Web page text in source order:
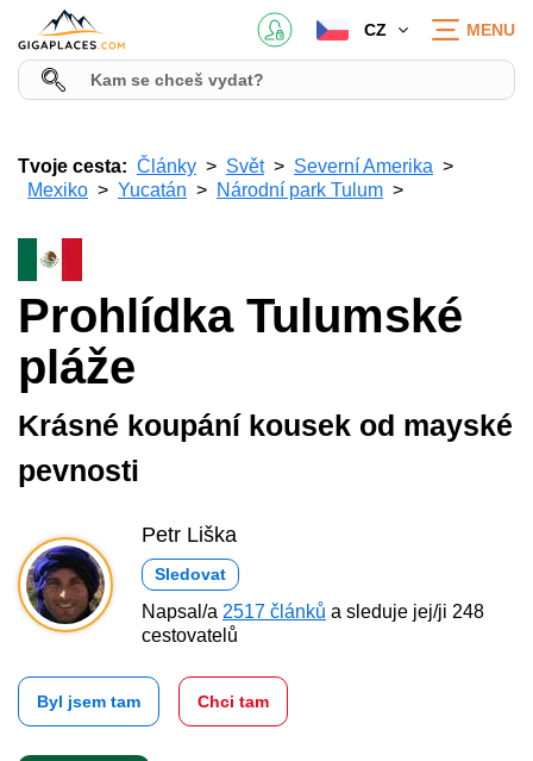
CZ MENU
Tvoje cesta: Články Svět
Severní Amerika
Mexiko
Yucatán Národní park Tulum
Prohlídka Tulumské
pláže
Krásné koupání kousek od mayské
pevnosti
Petr Liška
Sledovat
Napsal/a 2517 článků a sleduje jej/ji 248
cestovatelů
Byl jsem tam Chci tam